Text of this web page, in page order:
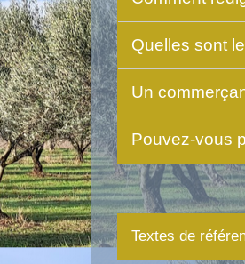
Quelles sont
Un
Pouvez-vous
Textes de